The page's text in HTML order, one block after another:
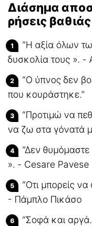
Διάσημα
ρήσεις
“Η αξία όλων
δυσκολία τους ». -
“Ο ύπνος δεν
που κουράστηκε.”
“Προτιμώ να
να ζω στα γόνατά
“Δεν
». - Cesare Pavese
“Οτι μπορείς να
- Πάμπλο Πικάσο
“Σοφά και